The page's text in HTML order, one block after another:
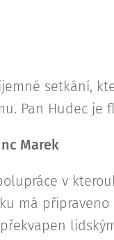
setkání,
Pan Hudec
Marek
v
má